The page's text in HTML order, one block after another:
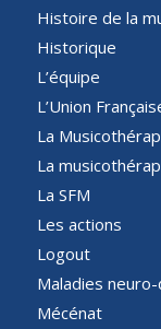
Histoire de la
Historique
L’équipe
L’Union
La
La
La SFM
Les actions
Logout
Maladies
Mécénat